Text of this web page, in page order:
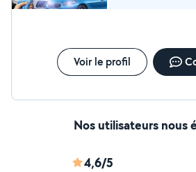
Voir le profil
Nos utilisateurs nous
4,6/5